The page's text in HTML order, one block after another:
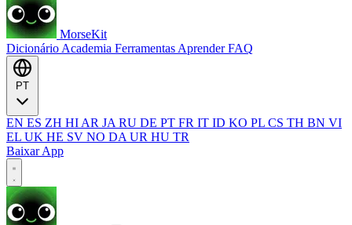
MorseKit
Dicionário Academia Ferramentas AprenderFAQ
EN ES ZH HI AR JA RU DE PT FR IT ID KO PL CS TH BN VI
EL UK HE SV NO DA UR HU TR
Baixar App